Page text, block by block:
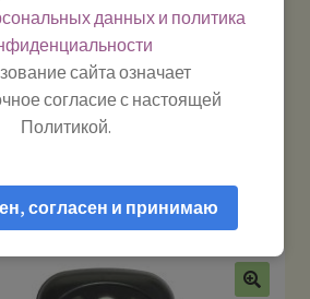
-
391-249-1040
Тел.|WA|Telegram:
+79029904090
Тангента OPTIM-600
данных и политика
сайта означает
согласие с настоящей
Политикой.
согласен и принимаю